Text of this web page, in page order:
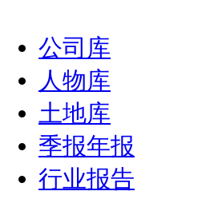
公司库
人物库
土地库
季报年报
行业报告